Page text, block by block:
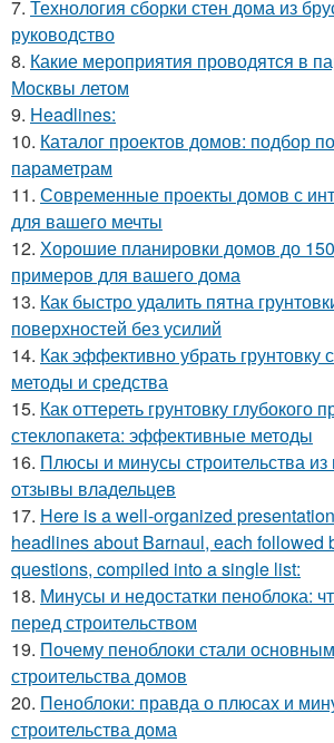
7. Технология сборки стен дома из
руководство
8. Какие мероприятия проводятся в
Москвы летом
9. Headlines:
10. Каталог проектов домов: подбор
параметрам
11. Современные проекты домов с
для вашего мечты
12. Хорошие планировки домов до
примеров для вашего дома
13. Как быстро удалить пятна
поверхностей без усилий
14. Как эффективно убрать грунтовку
методы и средства
15. Как оттереть грунтовку глубокого
стеклопакета: эффективные методы
16. Плюсы и минусы строительства из
отзывы владельцев
17. Here is a well-organized
headlines about Barnaul, each followed
questions, compiled into a single list:
18. Минусы и недостатки пеноблока:
перед строительством
19. Почему пеноблоки стали
строительства домов
20. Пеноблоки: правда о плюсах и
строительства дома